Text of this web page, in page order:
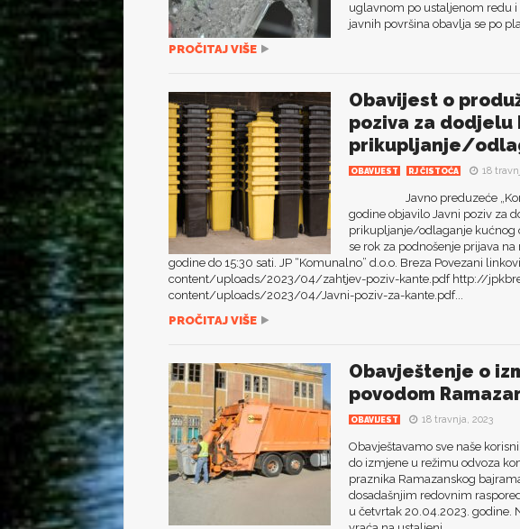
uglavnom po ustaljenom redu i
javnih površina obavlja se po
PROČITAJ VIŠE
Obavijest o
poziva za
prikupljanje/
OBAVIJEST RJ ČISTOĆA 18
Javno preduzeće
godine objavilo Javni poziv za
prikupljanje/odlaganje kućnog
se rok za podnošenje prijava
godine do 15:30 sati. JP “Komunalno” d.o.o. Breza Povezani
content/uploads/2023/04/zahtjev-poziv-kante.pdf http://
content/uploads/2023/04/Javni-poziv-za-kante.pdf...
PROČITAJ VIŠE
Obavještenje o
povodom
OBAVIJEST 18 travnja, 2023
Obavještavamo sve naše
do izmjene u režimu odvoza
praznika Ramazanskog
dosadašnjim redovnim
u četvrtak 20.04.2023. godine.